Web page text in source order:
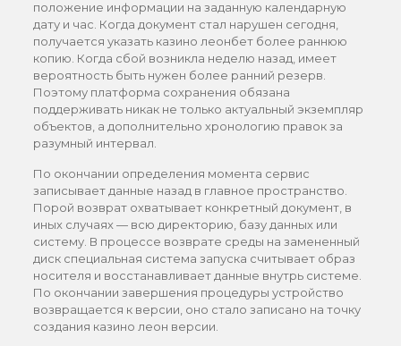
положение информации на заданную календарную
дату и час. Когда документ стал нарушен сегодня,
получается указать казино леонбет более раннюю
копию. Когда сбой возникла неделю назад, имеет
вероятность быть нужен более ранний резерв.
Поэтому платформа сохранения обязана
поддерживать никак не только актуальный экземпляр
объектов, а дополнительно хронологию правок за
разумный интервал.
По окончании определения момента сервис
записывает данные назад в главное пространство.
Порой возврат охватывает конкретный документ, в
иных случаях — всю директорию, базу данных или
систему. В процессе возврате среды на замененный
диск специальная система запуска считывает образ
носителя и восстанавливает данные внутрь системе.
По окончании завершения процедуры устройство
возвращается к версии, оно стало записано на точку
создания казино леон версии.